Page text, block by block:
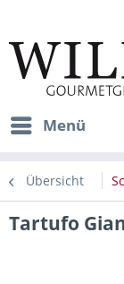
Menü
Übersicht
Tartufo